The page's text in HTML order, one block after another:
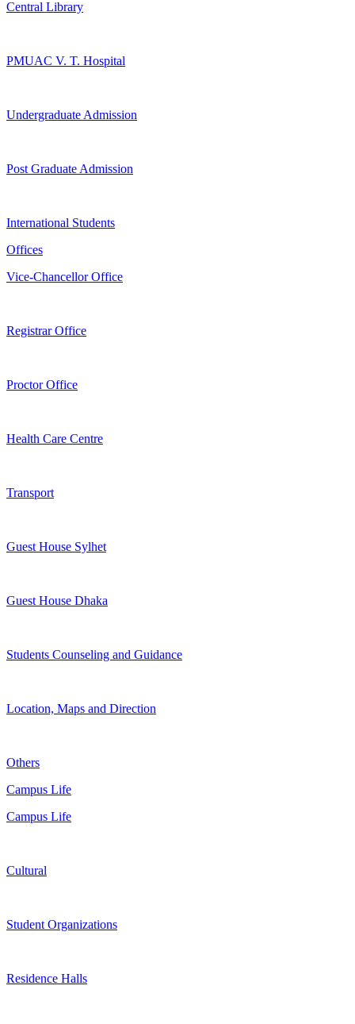
Central Library
PMUAC V. T. Hospital
Undergraduate Admission
Post Graduate Admission
International Students
Offices
Vice-Chancellor Office
Registrar Office
Proctor Office
Health Care Centre
Transport
Guest House Sylhet
Guest House Dhaka
Students Counseling and Guidance
Location, Maps and Direction
Others
Campus Life
Campus Life
Cultural
Student Organizations
Residence Halls